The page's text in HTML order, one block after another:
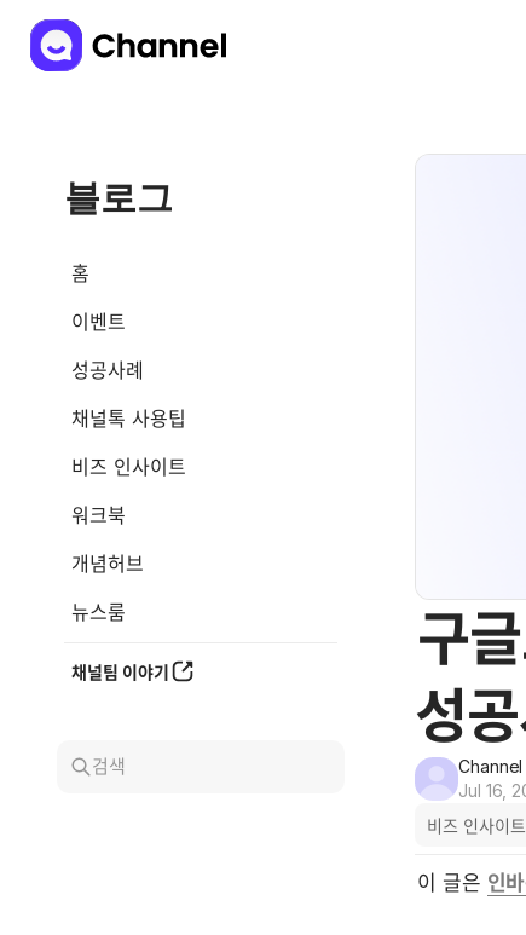
블로그
홈
이벤트
성공사례
채널톡 사용팁
비즈 인사이트
워크북
개념허브
뉴스룸
채널팀 이야기
검색
구
성공
Jul 16,
비즈 인사이트
이 글은 인